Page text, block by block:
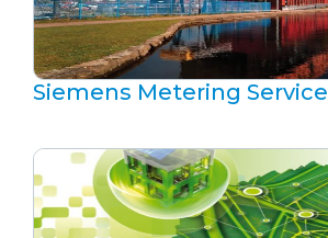
Siemens Metering Service